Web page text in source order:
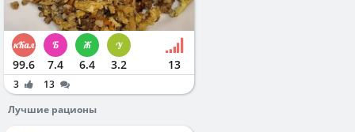
99.6 7.4 6.4 3.2 13
3
13
Лучшие рационы